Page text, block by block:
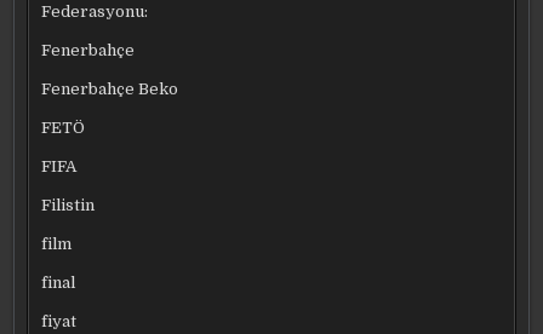
Federasyonu:
Fenerbahçe
Fenerbahçe Beko
FETÖ
FIFA
Filistin
film
final
fiyat